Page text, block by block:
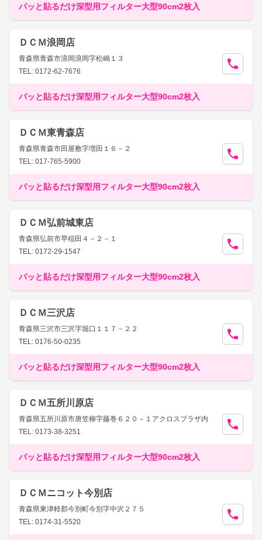
パッと貼るだけ深型用フィルター大型90cm2枚入
ＤＣＭ浪岡店
青森県青森市浪岡浪岡字松嶋１３
TEL: 0172-62-7676
パッと貼るだけ深型用フィルター大型90cm2枚入
ＤＣＭ東青森店
青森県青森市田屋敷字増田１６－２
TEL: 017-765-5900
パッと貼るだけ深型用フィルター大型90cm2枚入
ＤＣＭ弘前城東店
青森県弘前市早稲田４－２－１
TEL: 0172-29-1547
パッと貼るだけ深型用フィルター大型90cm2枚入
ＤＣＭ三沢店
青森県三沢市三沢字堀口１１７－２２
TEL: 0176-50-0235
パッと貼るだけ深型用フィルター大型90cm2枚入
ＤＣＭ五所川原店
青森県五所川原市唐笠柳字藤巻６２０－１アクロスプラザ内
TEL: 0173-38-3251
パッと貼るだけ深型用フィルター大型90cm2枚入
ＤＣＭニコット今別店
青森県東津軽郡今別町今別字中沢２７５
TEL: 0174-31-5520